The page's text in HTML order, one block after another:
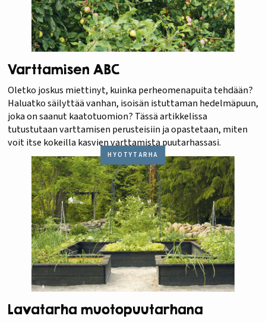
Varttamisen ABC
Oletko joskus miettinyt, kuinka perheomenapuita tehdään?
Haluatko säilyttää vanhan, isoisän istuttaman hedelmäpuun,
joka on saanut kaatotuomion? Tässä artikkelissa
tutustutaan varttamisen perusteisiin ja opastetaan, miten
voit itse kokeilla kasvien varttamista puutarhassasi.
HYÖTYTARHA
Lavatarha muotopuutarhana